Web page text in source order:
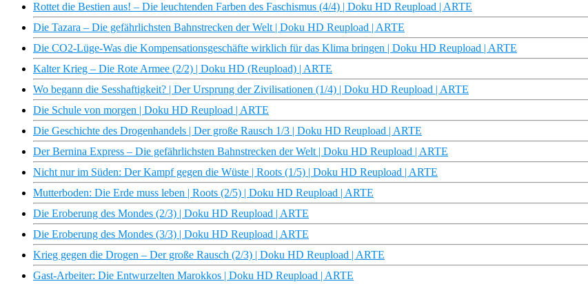
Rottet die Bestien aus! – Die leuchtenden Farben des Faschismus (4/4) | Doku HD Reupload | ARTE
Die Tazara – Die gefährlichsten Bahnstrecken der Welt | Doku HD Reupload | ARTE
Die CO2-Lüge-Was die Kompensationsgeschäfte wirklich für das Klima bringen | Doku HD Reupload | ARTE
Kalter Krieg – Die Rote Armee (2/2) | Doku HD (Reupload) | ARTE
Wo begann die Sesshaftigkeit? | Der Ursprung der Zivilisationen (1/4) | Doku HD Reupload | ARTE
Die Schule von morgen | Doku HD Reupload | ARTE
Die Geschichte des Drogenhandels | Der große Rausch 1/3 | Doku HD Reupload | ARTE
Der Bernina Express – Die gefährlichsten Bahnstrecken der Welt | Doku HD Reupload | ARTE
Nicht nur im Süden: Der Kampf gegen die Wüste | Roots (1/5) | Doku HD Reupload | ARTE
Mutterboden: Die Erde muss leben | Roots (2/5) | Doku HD Reupload | ARTE
Die Eroberung des Mondes (2/3) | Doku HD Reupload | ARTE
Die Eroberung des Mondes (3/3) | Doku HD Reupload | ARTE
Krieg gegen die Drogen – Der große Rausch (2/3) | Doku HD Reupload | ARTE
Gast-Arbeiter: Die Entwurzelten Marokkos | Doku HD Reupload | ARTE